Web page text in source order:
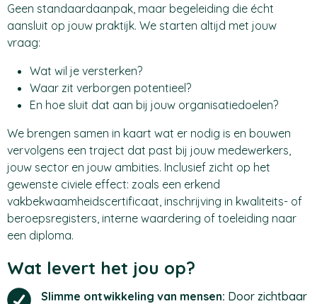
Geen standaardaanpak, maar begeleiding die écht
aansluit op jouw praktijk. We starten altijd met jouw
vraag:
Wat wil je versterken?
Waar zit verborgen potentieel?
En hoe sluit dat aan bij jouw organisatiedoelen?
We brengen samen in kaart wat er nodig is en bouwen
vervolgens een traject dat past bij jouw medewerkers,
jouw sector en jouw ambities. Inclusief zicht op het
gewenste civiele effect: zoals een erkend
vakbekwaamheidscertificaat, inschrijving in kwaliteits- of
beroepsregisters, interne waardering of toeleiding naar
een diploma.
Wat levert het jou op?
Slimme ontwikkeling van mensen: Door zichtbaar